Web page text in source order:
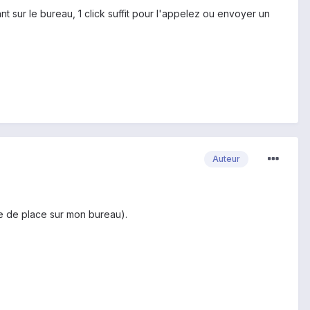
sur le bureau, 1 click suffit pour l'appelez ou envoyer un
Auteur
de place sur mon bureau).